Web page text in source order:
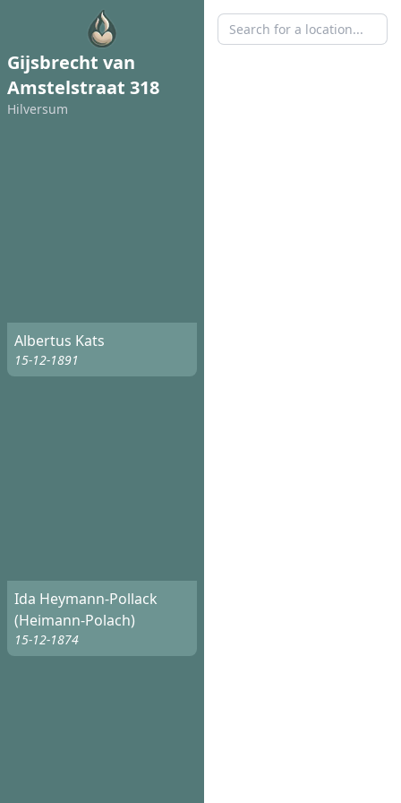
Gijsbrecht van
Amstelstraat 318
Hilversum
Albertus Kats
15-12-1891
Ida Heymann-Pollack
(Heimann-Polach)
15-12-1874